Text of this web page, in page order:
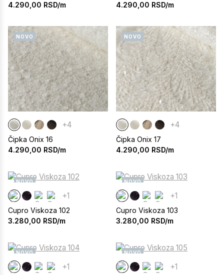
4.290,00 RSD/m
4.290,00 RSD/m
NOVO
+4
Čipka Onix 16
4.290,00 RSD/m
NOVO
+4
Čipka Onix 17
4.290,00 RSD/m
NOVO
+1
Cupro Viskoza 102
3.280,00 RSD/m
NOVO
+1
Cupro Viskoza 103
3.280,00 RSD/m
NOVO
+1
NOVO
+1